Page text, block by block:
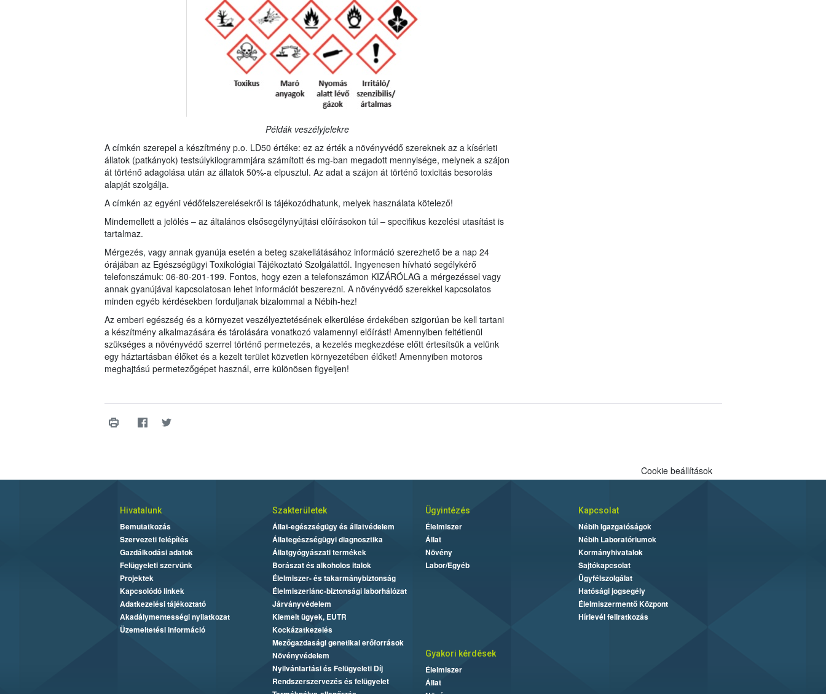
Példák veszélyjelekre
A címkén szerepel a készítmény p.o. LD50 értéke: ez az érték a növényvédő szereknek az a kísérleti
állatok (patkányok) testsúlykilogrammjára számított és mg-ban megadott mennyisége, melynek a szájon
át történő adagolása után az állatok 50%-a elpusztul. Az adat a szájon át történő toxicitás besorolás
alapját szolgálja.
A címkén az egyéni védőfelszerelésekről is tájékozódhatunk, melyek használata kötelező!
Mindemellett a jelölés – az általános elsősegélynyújtási előírásokon túl – specifikus kezelési utasítást is
tartalmaz.
Mérgezés, vagy annak gyanúja esetén a beteg szakellátásához információ szerezhető be a nap 24
órájában az Egészségügyi Toxikológiai Tájékoztató Szolgálattól. Ingyenesen hívható segélykérő
telefonszámuk: 06-80-201-199. Fontos, hogy ezen a telefonszámon KIZÁRÓLAG a mérgezéssel vagy
annak gyanújával kapcsolatosan lehet információt beszerezni. A növényvédő szerekkel kapcsolatos
minden egyéb kérdésekben forduljanak bizalommal a Nébih-hez!
Az emberi egészség és a környezet veszélyeztetésének elkerülése érdekében szigorúan be kell tartani
a készítmény alkalmazására és tárolására vonatkozó valamennyi előírást! Amennyiben feltétlenül
szükséges a növényvédő szerrel történő permetezés, a kezelés megkezdése előtt értesítsük a velünk
egy háztartásban élőket és a kezelt terület közvetlen környezetében élőket! Amennyiben motoros
meghajtású permetezőgépet használ, erre különösen figyeljen!
Cookie beállítások
Hivatalunk
Bemutatkozás
Szervezeti felépítés
Gazdálkodási adatok
Felügyeleti szervünk
Projektek
Kapcsolódó linkek
Adatkezelési tájékoztató
Akadálymentességi nyilatkozat
Üzemeltetési információ
Szakterületek
Állat-egészségügy és állatvédelem
Állategészségügyi diagnosztika
Állatgyógyászati termékek
Borászat és alkoholos italok
Élelmiszer- és takarmánybiztonság
Élelmiszerlánc-biztonsági laborhálózat
Járványvédelem
Kiemelt ügyek, EUTR
Kockázatkezelés
Mezőgazdasági genetikai erőforrások
Növényvédelem
Nyilvántartási és Felügyeleti Díj
Rendszerszervezés és felügyelet
Ügyintézés
Élelmiszer
Állat
Növény
Labor/Egyéb
Kapcsolat
Nébih Igazgatóságok
Nébih Laboratóriumok
Kormányhivatalok
Sajtókapcsolat
Ügyfélszolgálat
Hatósági jogsegély
Élelmiszermentő Központ
Hírlevél feliratkozás
Gyakori kérdések
Élelmiszer
Állat